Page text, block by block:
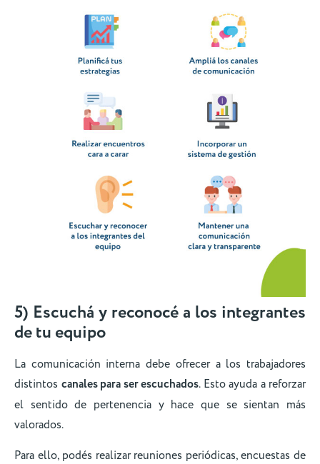
5) Escuchá y reconocé a los integrantes
de tu equipo
La comunicación interna debe ofrecer a los trabajadores
distintos canales para ser escuchados. Esto ayuda a reforzar
el sentido de pertenencia y hace que se sientan más
valorados.
Para ello, podés realizar reuniones periódicas, encuestas de